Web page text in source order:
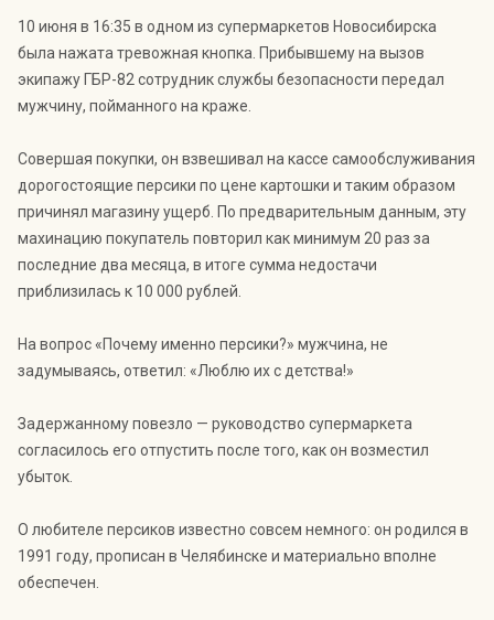
10 июня в 16:35 в одном из супермаркетов Новосибирска
была нажата тревожная кнопка. Прибывшему на вызов
экипажу ГБР-82 сотрудник службы безопасности передал
мужчину, пойманного на краже.
Совершая покупки, он взвешивал на кассе самообслуживания
дорогостоящие персики по цене картошки и таким образом
причинял магазину ущерб. По предварительным данным, эту
махинацию покупатель повторил как минимум 20 раз за
последние два месяца, в итоге сумма недостачи
приблизилась к 10 000 рублей.
На вопрос «Почему именно персики?» мужчина, не
задумываясь, ответил: «Люблю их с детства!»
Задержанному повезло — руководство супермаркета
согласилось его отпустить после того, как он возместил
убыток.
О любителе персиков известно совсем немного: он родился в
1991 году, прописан в Челябинске и материально вполне
обеспечен.